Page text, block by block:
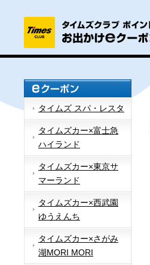
タイムズ スパ・レスタ
タイムズカー×富士急
ハイランド
タイムズカー×東京サ
マーランド
タイムズカー×西武園
ゆうえんち
タイムズカー×さがみ
湖MORI MORI